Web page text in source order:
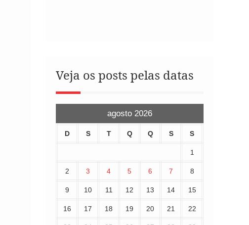
Veja os posts pelas datas
agosto 2026
D S T Q Q S S
1
2 3 4 5 6 7 8
9 10 11 12 13 14 15
16 17 18 19 20 21 22